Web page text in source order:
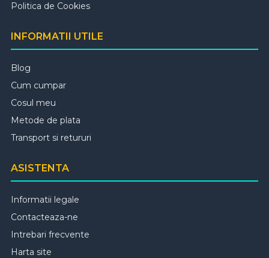
Politica de Cookies
INFORMATII UTILE
Blog
Cum cumpar
Cosul meu
Metode de plata
Transport si retururi
ASISTENTA
Informatii legale
Contacteaza-ne
Intrebari frecvente
Harta site